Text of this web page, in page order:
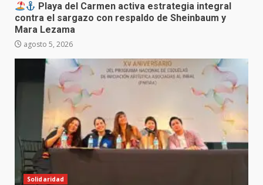
Playa del Carmen activa estrategia integral
contra el sargazo con respaldo de Sheinbaum y
Mara Lezama
agosto 5, 2026
Solidaridad